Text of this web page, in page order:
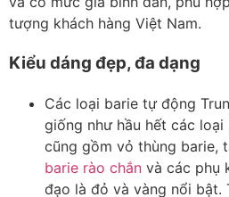
tượng khách hàng Việt Nam.
Kiểu dáng đẹp, đa dạng
Các loại barie tự động
giống như hầu hết các
cũng gồm vỏ thùng barie,
barie rào chắn và các phụ
đạo là đỏ và vàng nổi bật.